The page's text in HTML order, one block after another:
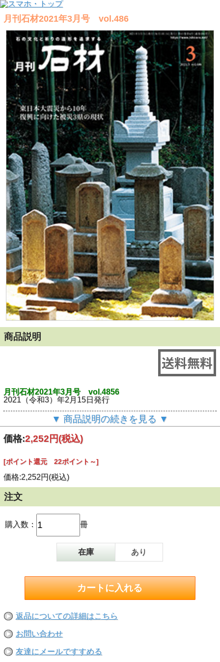
月刊石材2021年3月号 vol.486
商品説明
月刊石材2021年3月号 vol.4856
2021（令和3）年2月15日発行
◎カラーグラビア
墓づくりを究める 大島石材 小田満弘 愛媛県 今治市
創知彫刻 石と遊び、石に学ぶ。 彫刻家 絹谷幸太
第31回技能グランプリ「石工」職種
東日本大震災から10年――復興に向けた被災3県の現状
□ （株）遠藤石材（岩手県陸前高田市） □ 菊地石材工業
（株）（宮城県亘理町）
□ （有）石伸（宮城県岩沼市） □ （株）東洋（宮城県栗
原市）
□ （株）西内石材（福島県浪江町） □ （株）吉田石材店
□ 福島県石材事業（協）（事務所＝福島県郡山市）
◎特別インタビュー①
コロナ見据え「VR墓参代行」「オンライン」
支部ごとの販促策は「地域密着大作戦」で
（社）全国優良石材店の会 会長 吉田 岳
石の核心に向き合うとき、私の心が彫刻される
彫刻家 絹谷幸太
仏仏手帖 鵜飼秀徳
石塔入門 木下浩良
現場石材店のホンネ 池渕良博
墓を訪ねて三千里 カジポン・マルコ・残月
そのほか情報盛り沢山です！
▼ 商品説明の続きを見る ▼
価格:2,252円(税込)
[ポイント還元 22ポイント～]
価格:2,252円(税込)
注文
購入数： 冊
在庫 あり
返品についての詳細はこちら
お問い合わせ
友達にメールですすめる